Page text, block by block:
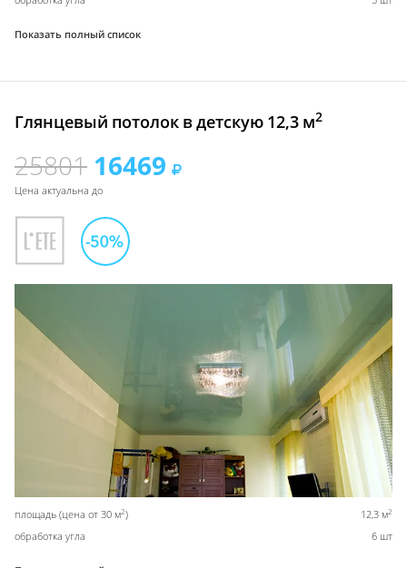
Показать полный список
Глянцевый потолок в детскую 12,3 м2
25801 16469
Цена актуальна до
площадь (цена от 30 м2) 12,3 м2
обработка угла 6 шт